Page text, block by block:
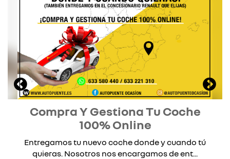
Compra Y Gestiona Tu Coche
100% Online
Entregamos tu nuevo coche donde y cuando tú
quieras. Nosotros nos encargamos de ent...